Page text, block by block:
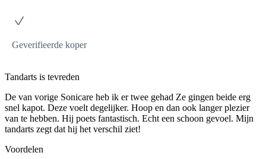
Geverifieerde koper
Tandarts is tevreden
De van vorige Sonicare heb ik er twee gehad Ze gingen beide erg
snel kapot. Deze voelt degelijker. Hoop en dan ook langer plezier
van te hebben. Hij poets fantastisch. Echt een schoon gevoel. Mijn
tandarts zegt dat hij het verschil ziet!
Voordelen